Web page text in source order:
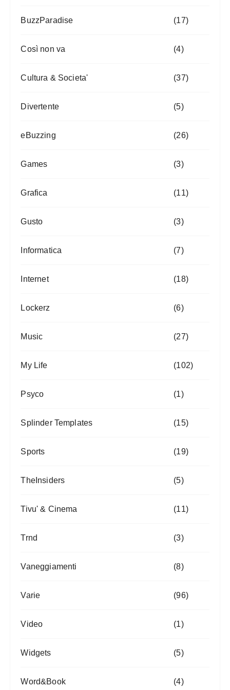
BuzzParadise (17)
Così non va (4)
Cultura & Societa' (37)
Divertente (5)
eBuzzing (26)
Games (3)
Grafica (11)
Gusto (3)
Informatica (7)
Internet (18)
Lockerz (6)
Music (27)
My Life (102)
Psyco (1)
Splinder Templates (15)
Sports (19)
TheInsiders (5)
Tivu' & Cinema (11)
Trnd (3)
Vaneggiamenti (8)
Varie (96)
Video (1)
Widgets (5)
Word&Book (4)